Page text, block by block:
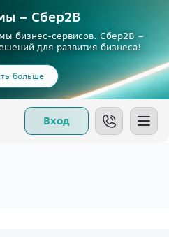
– Сбер2B
бизнес-сервисов. Сбер2В –
для развития бизнеса!
больше
Вход